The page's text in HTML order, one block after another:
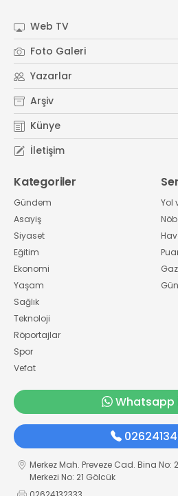
Web TV
Foto Galeri
Yazarlar
Arşiv
Künye
İletişim
Kategoriler
Gündem
Asayiş
Siyaset
Eğitim
Ekonomi
Yaşam
Sağlık
Teknoloji
Röportajlar
Spor
Vefat
Yol
Whatsapp
Merkez Mah. Preveze Cad. Bina No:
Merkezi No: 21 Gölcük